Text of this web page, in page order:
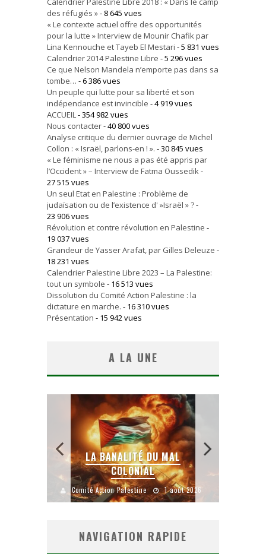
des réfugiés »- 8 645 vues
« Le contexte actuel offre des opportunités
pour la lutte » Interview de Mounir Chafik par
Lina Kennouche et Tayeb El Mestari - 5 831 vues
Calendrier 2014 Palestine Libre - 5 296 vues
Ce que Nelson Mandela n’emporte pas dans sa
tombe… - 6 386 vues
Un peuple qui lutte pour sa liberté et son
indépendance est invincible - 4 919 vues
ACCUEIL- 354 982 vues
Nous contacter- 40 800 vues
Analyse critique du dernier ouvrage de Michel
Collon : « Israël, parlons-en ! ». - 30 845 vues
« Le féminisme ne nous a pas été appris par
l’Occident » – Interview de Fatma Oussedik-
27 515 vues
Un seul Etat en Palestine : Problème de
judaïsation ou de l’existence d' »Israël » ?-
23 906 vues
Révolution et contre révolution en Palestine -
19 037 vues
Grandeur de Yasser Arafat, par Gilles Deleuze -
18 231 vues
Calendrier Palestine Libre 2023 – La Palestine:
tout un symbole - 16 513 vues
Dissolution du Comité Action Palestine : la
dictature en marche. - 16 310 vues
Présentation - 15 942 vues
A LA UNE
LA BANALITÉ DU MAL
COLONIAL
Comité Action Palestine 1 août 2026
NAVIGATION RAPIDE